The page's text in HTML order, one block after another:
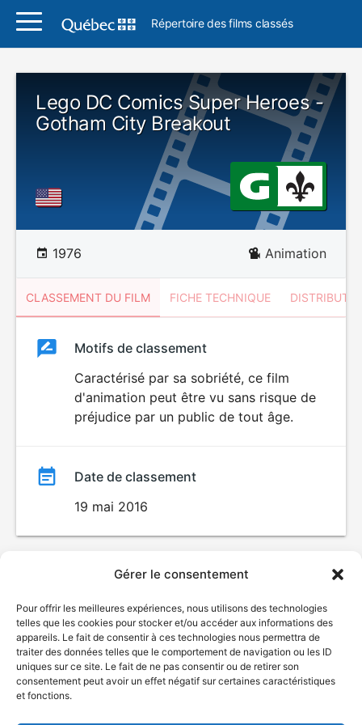
Gérer le consentement
Pour offrir les meilleures expériences, nous utilisons des technologies
telles que les cookies pour stocker et/ou accéder aux informations des
appareils. Le fait de consentir à ces technologies nous permettra de
traiter des données telles que le comportement de navigation ou les ID
uniques sur ce site. Le fait de ne pas consentir ou de retirer son
consentement peut avoir un effet négatif sur certaines caractéristiques
et fonctions.
Répertoire des films classés
Lego DC Comics Super Heroes -
Gotham City Breakout
1976 Animation
CLASSEMENT DU FILM FICHE TECHNIQUE
ClassementClassement
Motifs de classement
Caractérisé par sa sobriété, ce film
d'animation peut être vu sans risque de
préjudice par un public de tout âge.
Date de classement
19 mai 2016